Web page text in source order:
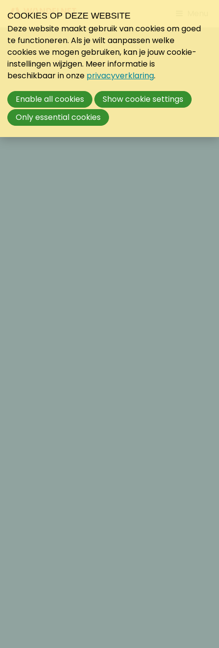
to
COOKIES OP DEZE WEBSITE
Deze website maakt gebruik van cookies om goed
te functioneren. Als je wilt aanpassen welke
cookies we mogen gebruiken, kan je jouw cookie-
instellingen wijzigen. Meer informatie is
beschikbaar in onze privacyverklaring.
Enable all cookies
Show cookie settings
Only essential cookies